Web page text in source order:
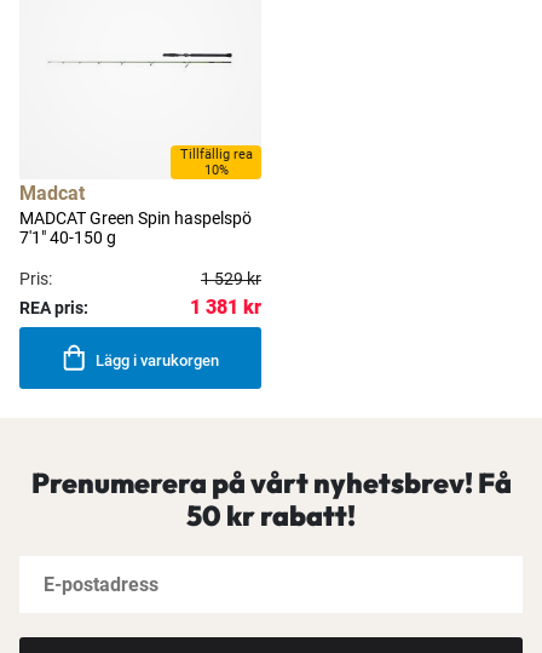
Tillfällig rea
10%
Madcat
MADCAT Green Spin haspelspö
7'1" 40-150 g
Pris:
1 529 kr
REA pris:
1 381 kr
Lägg i varukorgen
Prenumerera på vårt nyhetsbrev! Få
50 kr rabatt!